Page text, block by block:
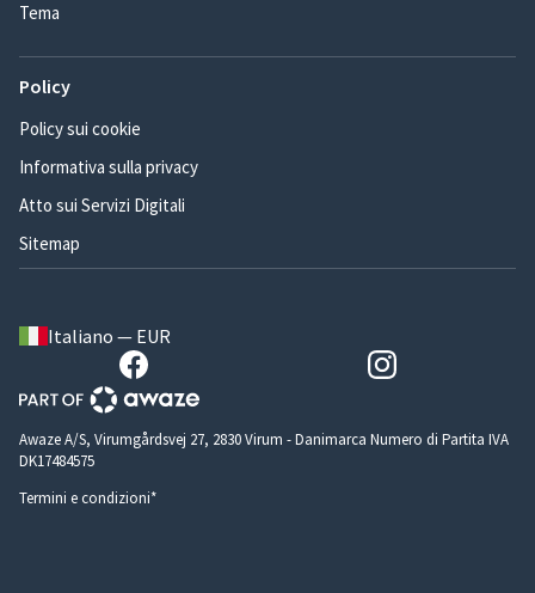
Tema
Policy
Policy sui cookie
Informativa sulla privacy
Atto sui Servizi Digitali
Sitemap
Italiano — EUR
Awaze A/S, Virumgårdsvej 27, 2830 Virum - Danimarca Numero di Partita IVA
DK17484575
Termini e condizioni*